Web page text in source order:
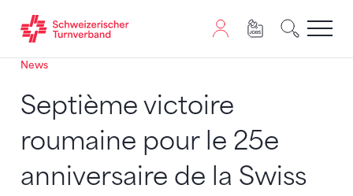
Zum Inhalt springen
Zur Sitemap navigieren
Zum Navigieren dieser Seite wird JavaScript benötigt.
News
Septième victoire
roumaine pour le 25e
anniversaire de la Swiss